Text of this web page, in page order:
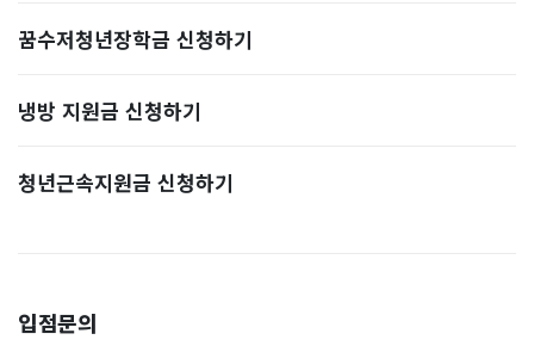
꿈수저청년장학금 신청하기
냉방 지원금 신청하기
청년근속지원금 신청하기
입점문의